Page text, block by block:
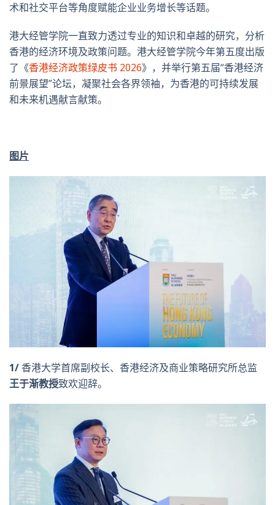
术和社交平台等角度赋能企业业务增长等话题。
港大经管学院一直致力透过专业的知识和卓越的研究，分析
香港的经济环境及政策问题。港大经管学院今年第五度出版
了《香港经济政策绿皮书 2026》，并举行第五届“香港经济
前景展望”论坛，凝聚社会各界领袖，为香港的可持续发展
和未来机遇献言献策。
图片
1/ 香港大学首席副校长、香港经济及商业策略研究所总监
王于渐教授致欢迎辞。